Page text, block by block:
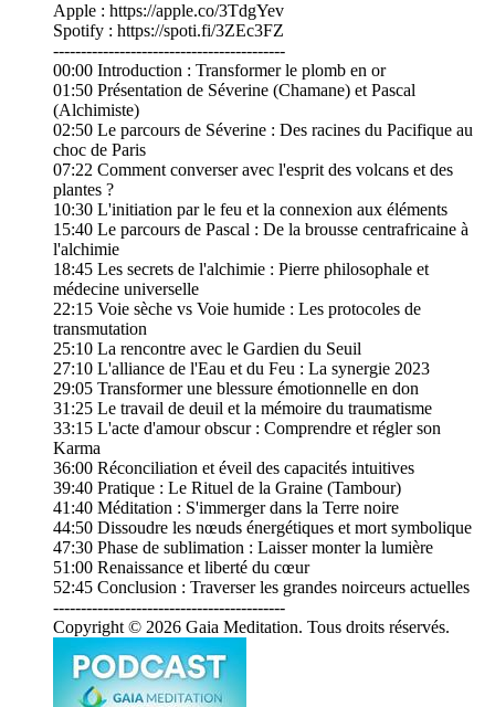
Apple : https://apple.co/3TdgYev
Spotify : https://spoti.fi/3ZEc3FZ
------------------------------------------
00:00 Introduction : Transformer le plomb en or
01:50 Présentation de Séverine (Chamane) et Pascal
(Alchimiste)
02:50 Le parcours de Séverine : Des racines du Pacifique au
choc de Paris
07:22 Comment converser avec l'esprit des volcans et des
plantes ?
10:30 L'initiation par le feu et la connexion aux éléments
15:40 Le parcours de Pascal : De la brousse centrafricaine à
l'alchimie
18:45 Les secrets de l'alchimie : Pierre philosophale et
médecine universelle
22:15 Voie sèche vs Voie humide : Les protocoles de
transmutation
25:10 La rencontre avec le Gardien du Seuil
27:10 L'alliance de l'Eau et du Feu : La synergie 2023
29:05 Transformer une blessure émotionnelle en don
31:25 Le travail de deuil et la mémoire du traumatisme
33:15 L'acte d'amour obscur : Comprendre et régler son
Karma
36:00 Réconciliation et éveil des capacités intuitives
39:40 Pratique : Le Rituel de la Graine (Tambour)
41:40 Méditation : S'immerger dans la Terre noire
44:50 Dissoudre les nœuds énergétiques et mort symbolique
47:30 Phase de sublimation : Laisser monter la lumière
51:00 Renaissance et liberté du cœur
52:45 Conclusion : Traverser les grandes noirceurs actuelles
------------------------------------------
Copyright © 2026 Gaia Meditation. Tous droits réservés.